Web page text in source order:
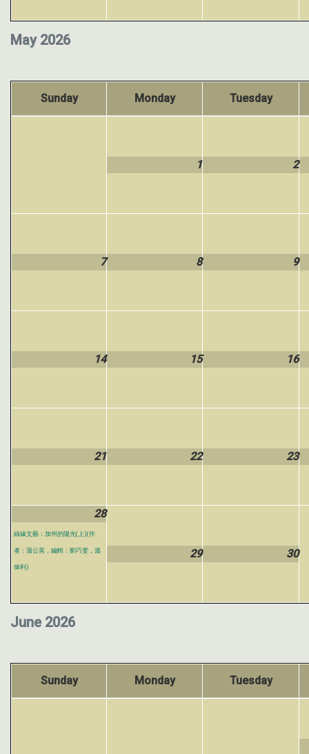
May 2026
June 2026
Sunday Monday Tuesday
1 2
7 8 9
14 15 16
21 22 23
28
綠緣文藝：加州的陽光(上)(作
者：蒲公英，編輯：劉巧雯，溫
偉利)
29 30
Sunday Monday Tuesday